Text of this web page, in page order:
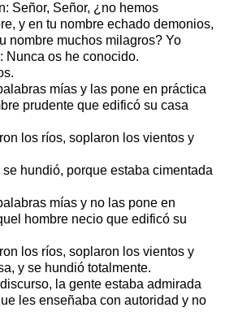
Señor, Señor, ¿no hemos
y en tu nombre echado demonios,
nombre muchos milagros? Yo
Nunca os he conocido.
mías y las pone en práctica
prudente que edificó su casa
los ríos, soplaron los vientos y
hundió, porque estaba cimentada
mías y no las pone en
hombre necio que edificó su
los ríos, soplaron los vientos y
y se hundió totalmente.
la gente estaba admirada
les enseñaba con autoridad y no